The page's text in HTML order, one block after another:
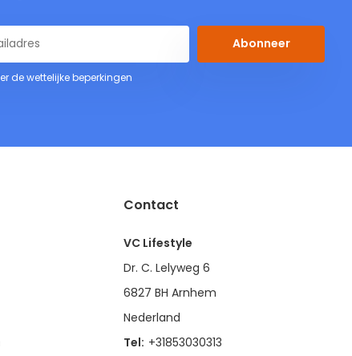
Abonneer
de wettelijke beperkingen
Contact
VC Lifestyle
Dr. C. Lelyweg 6
6827 BH Arnhem
Nederland
Tel: +31853030313